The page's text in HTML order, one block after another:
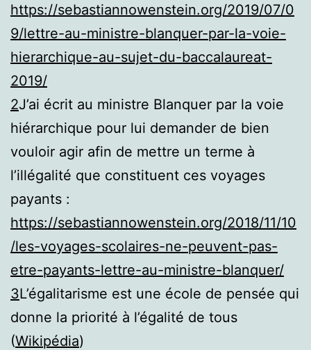
https://sebastiannowenstein.org/2019/07/0
9/lettre-au-ministre-blanquer-par-la-voie-
hierarchique-au-sujet-du-baccalaureat-
2019/
2J’ai écrit au ministre Blanquer par la voie
hiérarchique pour lui demander de bien
vouloir agir afin de mettre un terme à
l’illégalité que constituent ces voyages
payants :
https://sebastiannowenstein.org/2018/11/10
/les-voyages-scolaires-ne-peuvent-pas-
etre-payants-lettre-au-ministre-blanquer/
3L’égalitarisme est une école de pensée qui
donne la priorité à l’égalité de tous
(Wikipédia)